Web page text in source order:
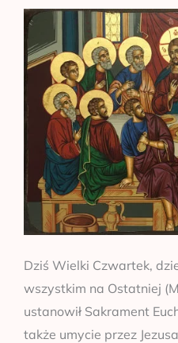
Dziś Wielki Czwartek,
wszystkim na Ostatniej
ustanowił Sakrament
także umycie przez